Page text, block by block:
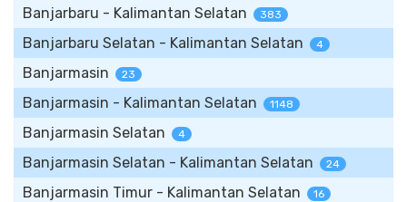
Banjarbaru - Kalimantan Selatan 383
Banjarbaru Selatan - Kalimantan Selatan 4
Banjarmasin 23
Banjarmasin - Kalimantan Selatan 1148
Banjarmasin Selatan 4
Banjarmasin Selatan - Kalimantan Selatan 24
Banjarmasin Timur - Kalimantan Selatan 16